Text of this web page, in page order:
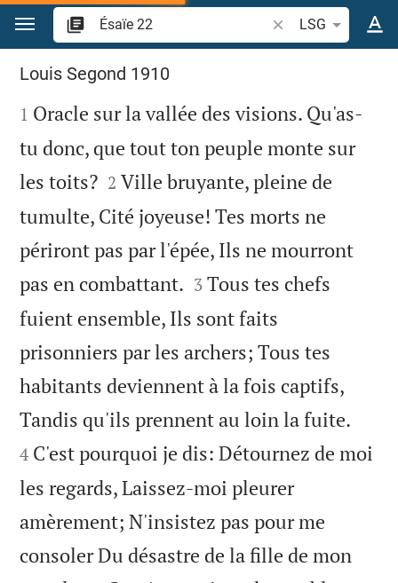
Aller vers contenu
Recherche d'un
LSG
Ésaïe 22
Louis Segond 1910

1 Oracle sur la vallée des visions. Qu'as-
tu donc, que tout ton peuple monte sur
les toits?
2 Ville bruyante, pleine de
tumulte, Cité joyeuse! Tes morts ne
périront pas par l'épée, Ils ne mourront
pas en combattant. 

3 Tous tes chefs
fuient ensemble, Ils sont faits
prisonniers par les archers; Tous tes
habitants deviennent à la fois captifs,
Tandis qu'ils prennent au loin la fuite.
4 C'est pourquoi je dis: Détournez de moi
les regards, Laissez-moi pleurer
amèrement; N'insistez pas pour me
consoler Du désastre de la fille de mon